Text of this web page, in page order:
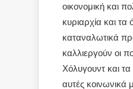
οικονομική και
κυριαρχία και τα
καταναλωτικά
καλλιεργούν οι
Χόλυγουντ και
αυτές κοινωνικά